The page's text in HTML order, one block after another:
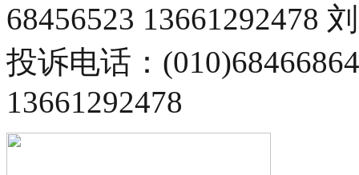
68456523 13661292478
投诉电话：
13661292478